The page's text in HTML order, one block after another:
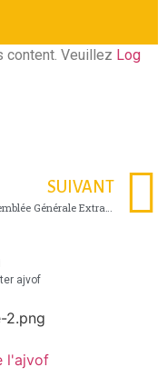
content. Veuillez Log
SUIVANT
PV Assemblée Générale Extraordinaire 2022
ajvof